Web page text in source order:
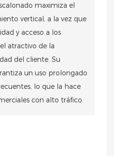
maximiza el
vertical, a la vez que
y acceso a los
atractivo de la
del cliente. Su
un uso prolongado
lo que la hace
con alto tráfico.